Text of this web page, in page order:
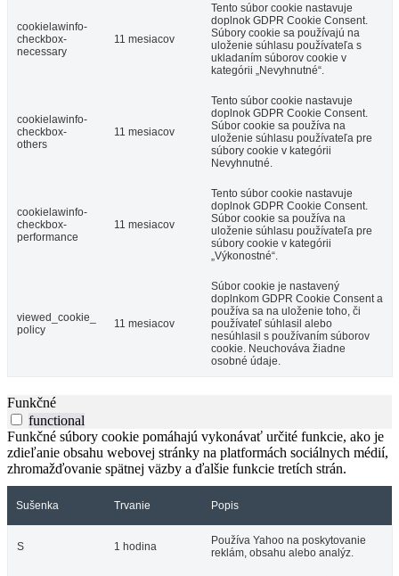
cookielawinfo-
checkbox-
necessary
11 mesiacov
Tento súbor cookie nastavuje
doplnok GDPR Cookie Consent.
Súbory cookie sa používajú na
uloženie súhlasu používateľa s
ukladaním súborov cookie v
kategórii „Nevyhnutné“.
cookielawinfo-
checkbox-
others
11 mesiacov
Tento súbor cookie nastavuje
doplnok GDPR Cookie Consent.
Súbor cookie sa používa na
uloženie súhlasu používateľa pre
súbory cookie v kategórii
Nevyhnutné.
cookielawinfo-
checkbox-
performance
11 mesiacov
Tento súbor cookie nastavuje
doplnok GDPR Cookie Consent.
Súbor cookie sa používa na
uloženie súhlasu používateľa pre
súbory cookie v kategórii
„Výkonostné“.
viewed_cookie_
policy
11 mesiacov
Súbor cookie je nastavený
doplnkom GDPR Cookie Consent a
používa sa na uloženie toho, či
používateľ súhlasil alebo
nesúhlasil s používaním súborov
cookie. Neuchováva žiadne
osobné údaje.
Funkčné
functional
Funkčné súbory cookie pomáhajú vykonávať určité funkcie, ako je
zdieľanie obsahu webovej stránky na platformách sociálnych médií,
zhromažďovanie spätnej väzby a ďalšie funkcie tretích strán.
Sušenka Trvanie Popis
S 1 hodina
Používa Yahoo na poskytovanie
reklám, obsahu alebo analýz.